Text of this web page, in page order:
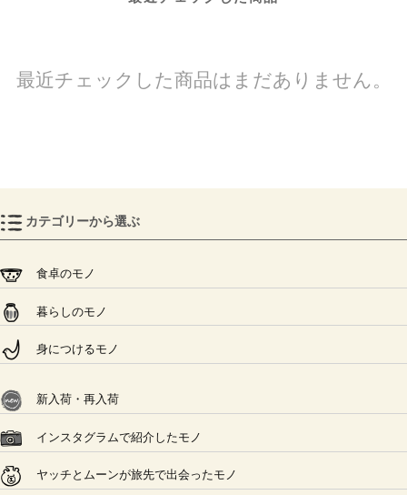
最近チェックした商品はまだありません。
カテゴリーから選ぶ
食卓のモノ
暮らしのモノ
身につけるモノ
新入荷・再入荷
インスタグラムで紹介したモノ
ヤッチとムーンが旅先で出会ったモノ